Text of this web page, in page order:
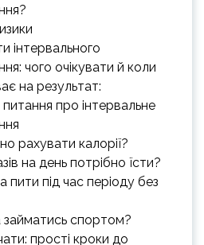
інтервального
чого очікувати й коли
на результат:
про інтервальне
рахувати калорії?
на день потрібно їсти?
під час періоду без
спортом?
прості кроки до